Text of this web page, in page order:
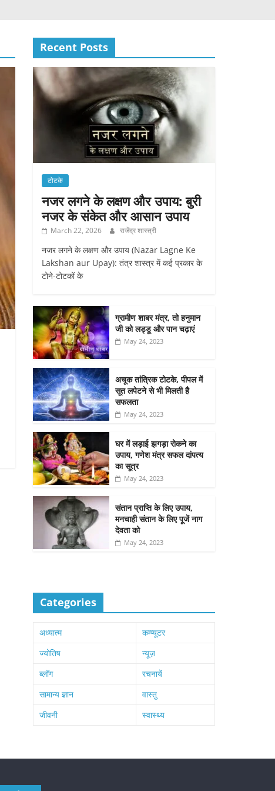
Recent Posts
टोटके
नजर लगने के लक्षण और उपाय: बुरी
नजर के संकेत और आसान उपाय
March 22, 2026 राजेंद्र शास्त्री
नजर लगने के लक्षण और उपाय (Nazar Lagne Ke
Lakshan aur Upay): तंत्र शास्त्र में कई प्रकार के
टोने-टोटकों के
ग्रामीण शाबर मंत्र, तो हनुमान
जी को लड्डू और पान चढ़ाएं
May 24, 2023
अचूक तांत्रिक टोटके, पीपल में
सूत लपेटने से भी मिलती है
सफलता
May 24, 2023
घर में लड़ाई झगड़ा रोकने का
उपाय, गणेश मंत्र सफल दांपत्य
का सूत्र
May 24, 2023
संतान प्राप्ति के लिए उपाय,
मनचाही संतान के लिए पूजें नाग
देवता को
May 24, 2023
Categories
अध्यात्म
कम्प्यूटर
ज्योतिष
न्यूज़
ब्लॉग
रचनायें
सामान्य ज्ञान
वास्तु
जीवनी
स्वास्थ्य